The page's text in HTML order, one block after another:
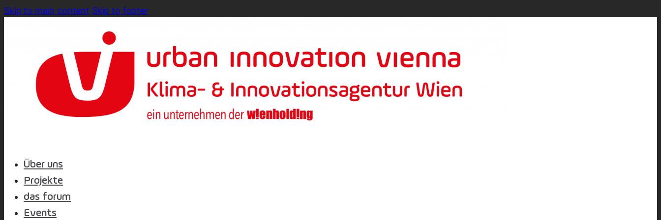
Skip to main content Skip to footer
Über uns
Projekte
das forum
Events